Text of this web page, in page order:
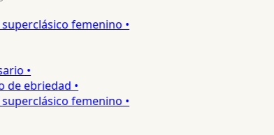
femenino •
•
ebriedad •
femenino •